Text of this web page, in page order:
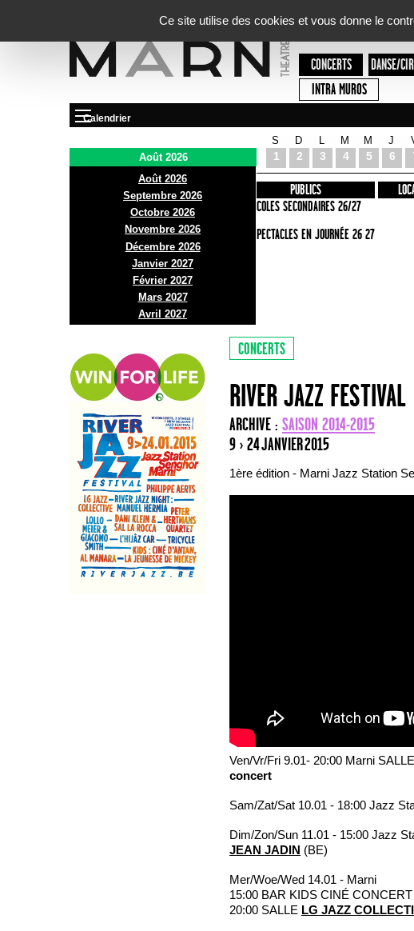
Ce site utilise des cookies et vous donne le
CONCERTS DANSE/
INTRA MUROS
Calendrier
Août 2026
Août 2026
Septembre 2026
Octobre 2026
Novembre 2026
Décembre 2026
Janvier 2027
Février 2027
Mars 2027
Avril 2027
S
1
D
2 3
M
4
M
5
J
6
PRÉSENTATION
INFOS PRATIQUES
ACCES
BAR ET BISTRO
BILLETTERIE
PUBLICS
ECOLES SECONDAIRES 26/27
SPECTACLES EN JOURNÉE 26 27
CONCERTS
RIVER JAZZ FESTIVAL
ARCHIVE : SAISON 2014-2015
9 › 24 JANVIER 2015
1ère édition - Marni Jazz Station
Ven/Vr/Fri 9.01- 20:00 Marni SALLE
concert
Sam/Zat/Sat 10.01 - 18:00 Jazz
Dim/Zon/Sun 11.01 - 15:00 Jazz
JEAN JADIN (BE)
Mer/Woe/Wed 14.01 - Marni
15:00 BAR KIDS CINÉ CONCERT
20:00 SALLE LG JAZZ